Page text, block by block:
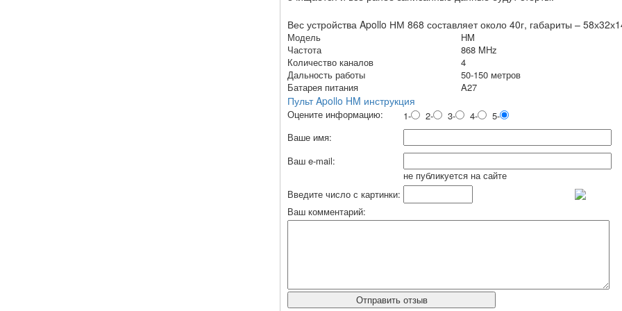
Вес устройства Apollo НМ 868 составляет около 40г, габариты –
Модель
HM
Частота
868 MHz
Количество каналов
4
Дальность работы
50-150 метров
Батарея питания
A27
Пульт Apollo HM инструкция
Оцените информацию: 1- 2- 3- 4-
5-
Ваше имя:
Ваш e-mail:
не публикуется на сайте
Введите число с картинки:
Ваш комментарий: